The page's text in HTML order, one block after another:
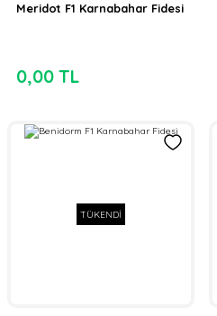
Meridot F1 Karnabahar Fidesi
0,00 TL
TÜKENDİ